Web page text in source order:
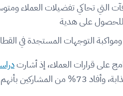
التي تحاكي تفضيلات
للحصول على هدية
التوجهات المستجدة في
على قرارات العملاء، إذ أشارت